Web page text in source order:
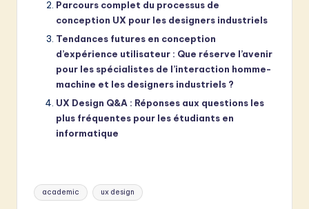
Parcours complet du processus de
conception UX pour les designers industriels
Tendances futures en conception
d’expérience utilisateur : Que réserve l’avenir
pour les spécialistes de l’interaction homme-
machine et les designers industriels ?
UX Design Q&A : Réponses aux questions les
plus fréquentes pour les étudiants en
informatique
Tags:
academic ux design